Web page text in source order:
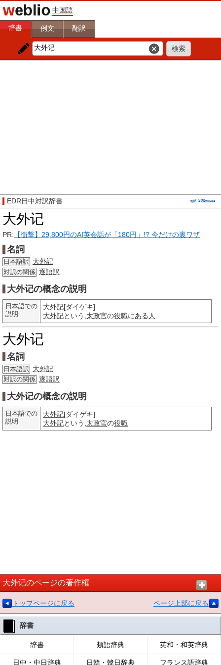
中国語
辞書 例文 翻訳
EDR日中対訳辞書
大外记
PR: 【衝撃】29,800円のAI英会話が「180円」!? 今だけの裏ワザ
名詞
日本語訳 大外記
対訳の関係 逐語訳
大外记の概念の説明
日本語での
説明
大外記[ダイゲキ]
大外記という, 太政官の役職にある人
大外记
名詞
日本語訳 大外記
対訳の関係 逐語訳
大外记の概念の説明
日本語での
説明
大外記[ダイゲキ]
大外記という, 太政官の役職
大外记のページの著作権
トップページに戻る ページ上部に戻る
辞書
辞書 類語辞典 英和・和英辞典
日中・中日辞典 日韓・韓日辞典 フランス語辞典